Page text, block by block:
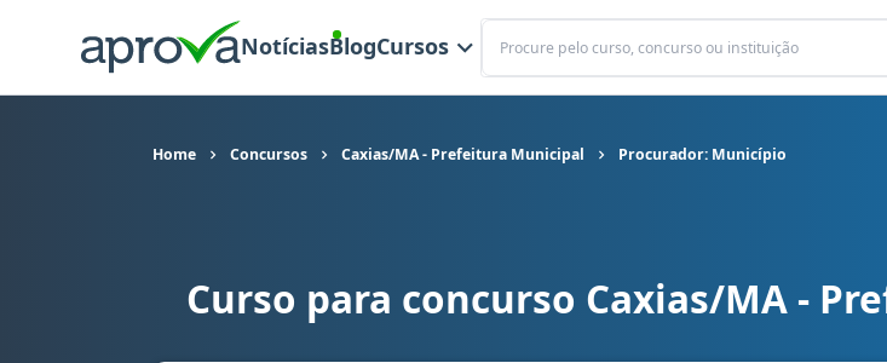
NotíciasBlogCursos
Buscar
Home Concursos Caxias/MA - Prefeitura Municipal Procurador: Município
Curso para concurso Caxias/MA - Prefeitura Municipal cargo Procurador: Município
Curso para concurso Caxias/MA -